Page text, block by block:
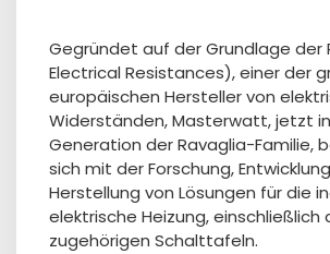
Gegründet auf der Grundlage der
Electrical Resistances), einer der
europäischen Hersteller von
Widerständen, Masterwatt, jetzt
Generation der Ravaglia-Familie,
sich mit der Forschung,
Herstellung von Lösungen für die
elektrische Heizung, einschließlich
zugehörigen Schalttafeln.